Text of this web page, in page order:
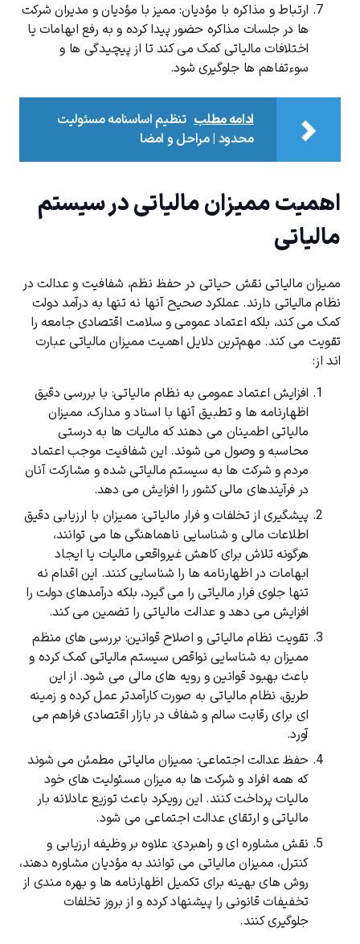
ارتباط و مذاکره با مؤدیان: ممیز با مؤدیان و مدیران شرکت‌
ها در جلسات مذاکره حضور پیدا کرده و به رفع ابهامات یا
اختلافات مالیاتی کمک می ‌کند تا از پیچیدگی‌ ها و
سوءتفاهم‌ ها جلوگیری شود.
ادامه مطلب تنظیم اساسنامه مسئولیت
محدود | مراحل و امضا
اهمیت ممیزان مالیاتی در سیستم
مالیاتی
ممیزان مالیاتی نقش حیاتی در حفظ نظم، شفافیت و عدالت در
نظام مالیاتی دارند. عملکرد صحیح آنها نه تنها به درآمد دولت
کمک می‌ کند، بلکه اعتماد عمومی و سلامت اقتصادی جامعه را
تقویت می‌ کند. مهم‌ترین دلایل اهمیت ممیزان مالیاتی عبارت
اند از:
افزایش اعتماد عمومی به نظام مالیاتی: با بررسی دقیق
اظهارنامه‌ ها و تطبیق آنها با اسناد و مدارک، ممیزان
مالیاتی اطمینان می‌ دهند که مالیات‌ ها به درستی
محاسبه و وصول می‌ شوند. این شفافیت موجب اعتماد
مردم و شرکت‌ ها به سیستم مالیاتی شده و مشارکت آنان
در فرآیندهای مالی کشور را افزایش می ‌دهد.
پیشگیری از تخلفات و فرار مالیاتی: ممیزان با ارزیابی دقیق
اطلاعات مالی و شناسایی ناهماهنگی‌ ها می ‌توانند،
هرگونه تلاش برای کاهش غیرواقعی مالیات یا ایجاد
ابهامات در اظهارنامه‌ ها را شناسایی کنند. این اقدام نه
تنها جلوی فرار مالیاتی را می ‌گیرد، بلکه درآمدهای دولت را
افزایش می ‌دهد و عدالت مالیاتی را تضمین می ‌کند.
تقویت نظام مالیاتی و اصلاح قوانین: بررسی‌ های منظم
ممیزان به شناسایی نواقص سیستم مالیاتی کمک کرده و
باعث بهبود قوانین و رویه‌ های مالی می ‌شود. از این
طریق، نظام مالیاتی به‌ صورت کارآمدتر عمل کرده و زمینه
‌ای برای رقابت سالم و شفاف در بازار اقتصادی فراهم می
‌آورد.
حفظ عدالت اجتماعی: ممیزان مالیاتی مطمئن می شوند
که همه افراد و شرکت‌ ها به میزان مسئولیت ‌های خود
مالیات پرداخت کنند. این رویکرد باعث توزیع عادلانه بار
مالیاتی و ارتقای عدالت اجتماعی می ‌شود.
نقش مشاوره‌ ای و راهبردی: علاوه بر وظیفه ارزیابی و
کنترل، ممیزان مالیاتی می ‌توانند به مؤدیان مشاوره دهند،
روش ‌های بهینه برای تکمیل اظهارنامه ‌ها و بهره‌ مندی از
تخفیفات قانونی را پیشنهاد کرده و از بروز تخلفات
جلوگیری کنند.
تایید کد